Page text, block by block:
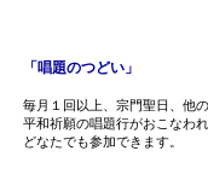
「唱題のつどい」
毎月１回以上、宗門聖日、他
平和祈願の唱題行がおこなわ
どなたでも参加できます。